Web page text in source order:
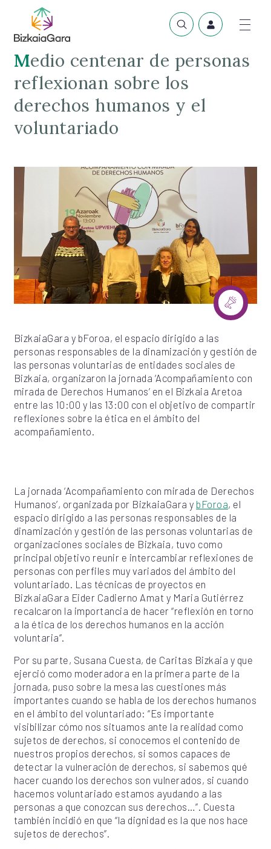
Medio centenar de personas
reflexionan sobre los
derechos humanos y el
voluntariado
BizkaiaGara y bForoa, el espacio dirigido a las
personas responsables de la dinamización y gestión de
las personas voluntarias de entidades sociales de
Bizkaia, organizaron la jornada ‘Acompañamiento con
mirada de Derechos Humanos’ en el Bizkaia Aretoa
entre las 10:00 y las 13:00 con el objetivo de compartir
reflexiones sobre la ética en el ámbito del
acompañamiento.
La jornada ‘Acompañamiento con mirada de Derechos
Humanos’, organizada por BizkaiaGara y bForoa, el
espacio dirigido a las personas responsables de la
dinamización y gestión de las personas voluntarias de
organizaciones sociales de Bizkaia, tuvo como
principal objetivo reunir e intercambiar reflexiones de
personas con perfiles muy variados del ámbito del
voluntariado. Las técnicas de proyectos en
BizkaiaGara Eider Cadierno Amat y Maria Gutiérrez
recalcaron la importancia de hacer “reflexión en torno
a la ética de los derechos humanos en la acción
voluntaria”.
Por su parte, Susana Cuesta, de Caritas Bizkaia y que
ejerció como moderadora en la primera parte de la
jornada, puso sobre la mesa las cuestiones más
importantes cuando se habla de los derechos humanos
en el ámbito del voluntariado: “Es importante
visibilizar cómo nos situamos ante la realidad como
sujetos de derechos, si conocemos el contenido de
nuestros propios derechos, si somos capaces de
detectar la vulneración de derechos, si sabemos qué
hacer cuando los derechos son vulnerados, si cuando
hacemos voluntariado estamos ayudando a las
personas a que conozcan sus derechos…”. Cuesta
también incidió en que “la dignidad es la que nos hace
sujetos de derechos”.